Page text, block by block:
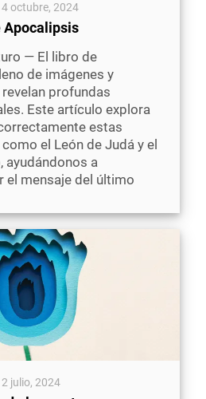
octubre, 2024
Apocalipsis
— El libro de
de imágenes y
profundas
Este artículo explora
estas
el León de Judá y el
ayudándonos a
el mensaje del último
julio, 2024